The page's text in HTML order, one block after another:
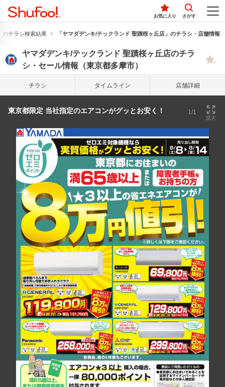
お気に入り さがす
のチラシ検索結果 「ヤマダデンキ/テックランド 聖蹟桜ヶ丘店」のチラシ・店舗情報
ヤマダデンキ/テックランド 聖蹟桜ヶ丘店のチラ
シ・セール情報（東京都多摩市）
チラシ タイム ライン 店舗詳細
東京都限定 当社指定のエアコンがグッとお安く！ 1/1
拡大